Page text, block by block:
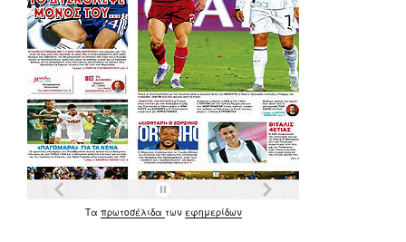
Τα πρωτοσέλιδα των εφημερίδων